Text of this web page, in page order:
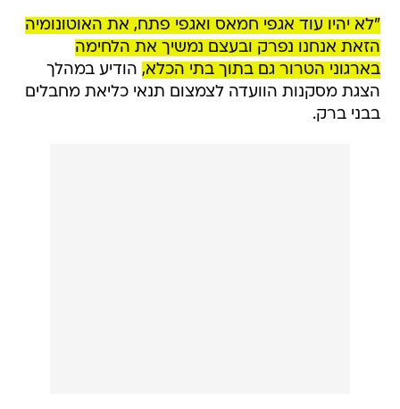
"לא יהיו עוד אגפי חמאס ואגפי פתח, את האוטונומיה
הזאת אנחנו נפרק ובעצם נמשיך את הלחימה
בארגוני הטרור גם בתוך בתי הכלא, הודיע במהלך
הצגת מסקנות הוועדה לצמצום תנאי כליאת מחבלים
בבני ברק.